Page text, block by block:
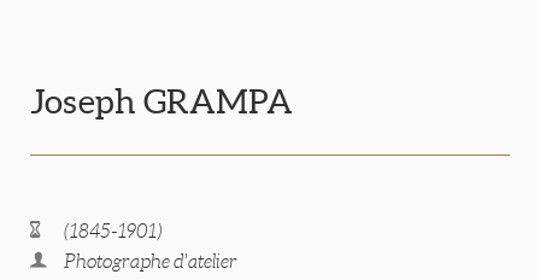
Joseph GRAMPA
(1845-1901)
Photographe d'atelier